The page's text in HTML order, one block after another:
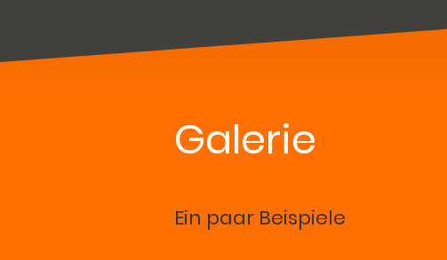
Galerie
Ein paar Beispiele